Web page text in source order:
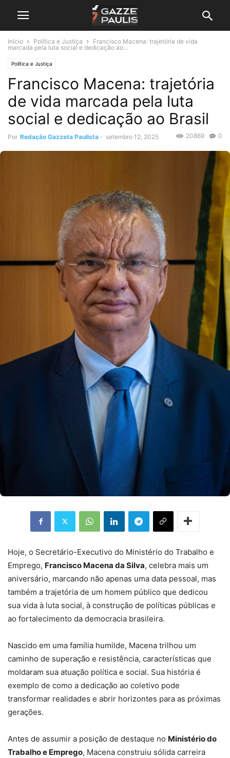
Início Política e Justiça
Francisco Macena: trajetória de vida
marcada pela luta social e dedicação ao...
Política e Justiça
Francisco Macena: trajetória
de vida marcada pela luta
social e dedicação ao Brasil
Por Redação Gazzeta Paulista - setembro 12, 2025 0
20869
Hoje, o Secretário-Executivo do Ministério do Trabalho e
Emprego, Francisco Macena da Silva, celebra mais um
aniversário, marcando não apenas uma data pessoal, mas
também a trajetória de um homem público que dedicou
sua vida à luta social, à construção de políticas públicas e
ao fortalecimento da democracia brasileira.
Nascido em uma família humilde, Macena trilhou um
caminho de superação e resistência, características que
moldaram sua atuação política e social. Sua história é
exemplo de como a dedicação ao coletivo pode
transformar realidades e abrir horizontes para as próximas
gerações.
Antes de assumir a posição de destaque no Ministério do
Trabalho e Emprego, Macena construiu sólida carreira